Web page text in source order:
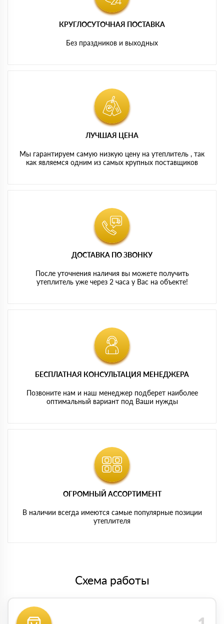
КРУГЛОСУТОЧНАЯ ПОСТАВКА
Без праздников и выходных
ЛУЧШАЯ ЦЕНА
Мы гарантируем самую низкую цену на утеплитель , так
как являемся одним из самых крупных поставщиков
ДОСТАВКА ПО ЗВОНКУ
После уточнения наличия вы можете получить
утеплитель уже через 2 часа у Вас на объекте!
БЕСПЛАТНАЯ КОНСУЛЬТАЦИЯ МЕНЕДЖЕРА
Позвоните нам и наш менеджер подберет наиболее
оптимальный вариант под Ваши нужды
ОГРОМНЫЙ АССОРТИМЕНТ
В наличии всегда имеются самые популярные позиции
утеплителя
Схема работы